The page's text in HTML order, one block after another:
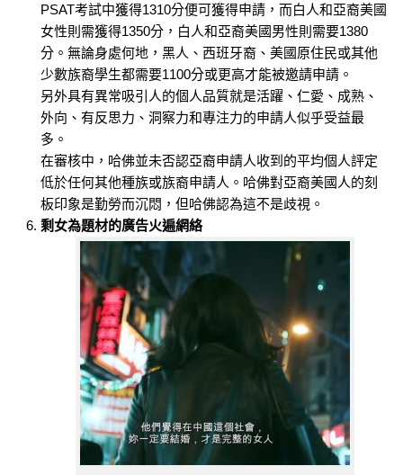
PSAT考試中獲得1310分便可獲得申請，而白人和亞裔美國
女性則需獲得1350分，白人和亞裔美國男性則需要1380
分。無論身處何地，黑人、西班牙裔、美國原住民或其他
少數族裔學生都需要1100分或更高才能被邀請申請。
另外具有異常吸引人的個人品質就是活躍、仁愛、成熟、
外向、有反思力、洞察力和專注力的申請人似乎受益最
多。
在審核中，哈佛並未否認亞裔申請人收到的平均個人評定
低於任何其他種族或族裔申請人。哈佛對亞裔美國人的刻
板印象是勤勞而沉悶，但哈佛認為這不是歧視。
剩女為題材的廣告火遍網絡